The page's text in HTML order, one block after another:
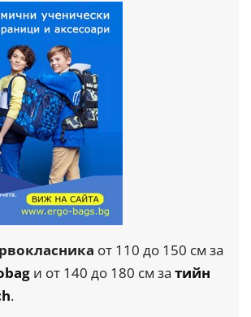
от 110 до 150 см за
и от 140 до 180 см за тийн
.